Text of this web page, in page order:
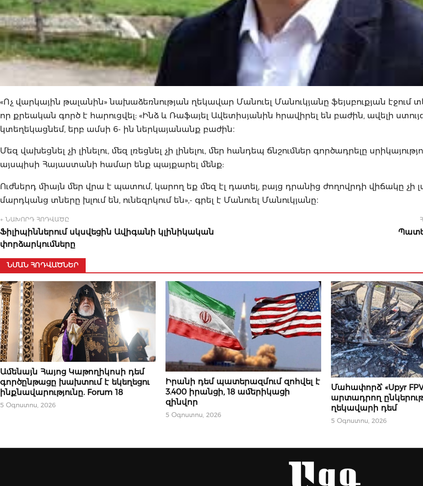
«Ոչ վարկային թալանին» նախաձեռնության ղեկավար Մանուել Մանուկյանը ֆեյսբուքյան էջում
որ քրեական գործ է հարուցվել: «Ինձ և Ռաֆայել Ավետիսյանին հրավիրել են բաժին, ավելի
կտեղեկացնեմ, երբ ամսի 6- ին ներկայանանք բաժին։
Մեզ վախեցնել չի լինելու, մեզ լռեցնել չի լինելու, մեր հանդեպ ճնշումներ գործադրելը
այսպիսի Հայաստանի համար ենք պայքարել մենք:
Ուժներդ միայն մեր վրա է պատում, կարող եք մեզ էլ դատել, բայց դրանից ժողովրդի վիճակը չի
մարդկանց տները խլում են, ունեզրկում են»,- գրել է Մանուել Մանուկյանը։
← ՆԱԽՈՐԴ ՀՈԴՎԱԾԸ
Ֆիլիպիններում սկսվեցին Ավիգանի կլինիկական
փորձարկումները
ՆՄԱՆ ՀՈԴՎԱԾՆԵՐ
ՄԻՋԱԶԳԱՅԻՆ
Ամենայն Հայոց Կաթողիկոսի դեմ
գործընթացը խախտում է եկեղեցու
ինքնավարությունը. Forum 18
5 Օգոստոս, 2026
ՄԻՋԱԶԳԱՅԻՆ
Իրանի դեմ պատերազմում զոհվել է
3.400 իրանցի, 18 ամերիկացի
զինվոր
5 Օգոստոս, 2026
ՄԻՋԱԶԳԱՅԻՆ
Մահափորձ՝ «Upyr
արտադրող
ղեկավարի դեմ
5 Օգոստոս, 2026